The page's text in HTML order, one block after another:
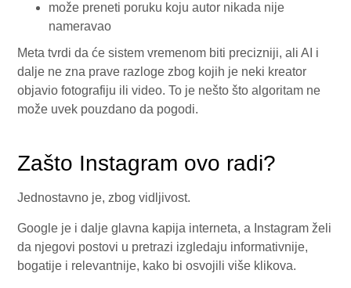
može preneti poruku koju autor nikada nije
nameravao
Meta tvrdi da će sistem vremenom biti precizniji, ali AI i
dalje ne zna prave razloge zbog kojih je neki kreator
objavio fotografiju ili video. To je nešto što algoritam ne
može uvek pouzdano da pogodi.
Zašto Instagram ovo radi?
Jednostavno je, zbog vidljivost.
Google je i dalje glavna kapija interneta, a Instagram želi
da njegovi postovi u pretrazi izgledaju informativnije,
bogatije i relevantnije, kako bi osvojili više klikova.